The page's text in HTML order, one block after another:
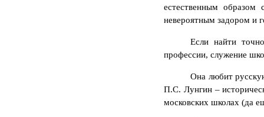
естественным
невероятным задором и
Если найти
профессии, служение
Она любит
П.С. Лунгин –
московских школах (да